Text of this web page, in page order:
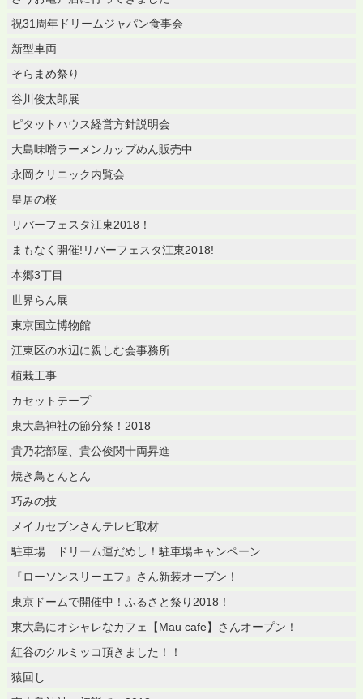
祝31周年ドリームジャパン食事会
新型車両
そらまめ祭り
谷川俊太郎展
ピタットハウス経営方針説明会
大島味噌ラーメンカップめん販売中
永岡クリニック内覧会
皇居の桜
リバーフェスタ江東2018！
まもなく開催!リバーフェスタ江東2018!
本郷3丁目
世界らん展
東京国立博物館
江東区の水辺に親しむ会事務所
植栽工事
カセットテープ
東大島神社の節分祭！2018
貴乃花部屋、貴公俊関十両昇進
焼き鳥とんとん
巧みの技
メイカセブンさんテレビ取材
駐車場 ドリーム運だめし！駐車場キャンペーン
『ローソンスリーエフ』さん新装オープン！
東京ドームで開催中！ふるさと祭り2018！
東大島にオシャレなカフェ【Mau cafe】さんオープン！
紅谷のクルミッコ頂きました！！
猿回し